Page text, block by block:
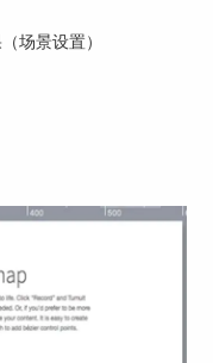
作
木板后弹起、掉落
先选中球体移动
右侧的“渐入渐
场景设置）